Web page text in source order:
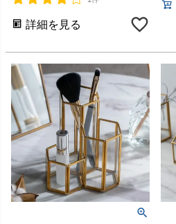
詳細を見る